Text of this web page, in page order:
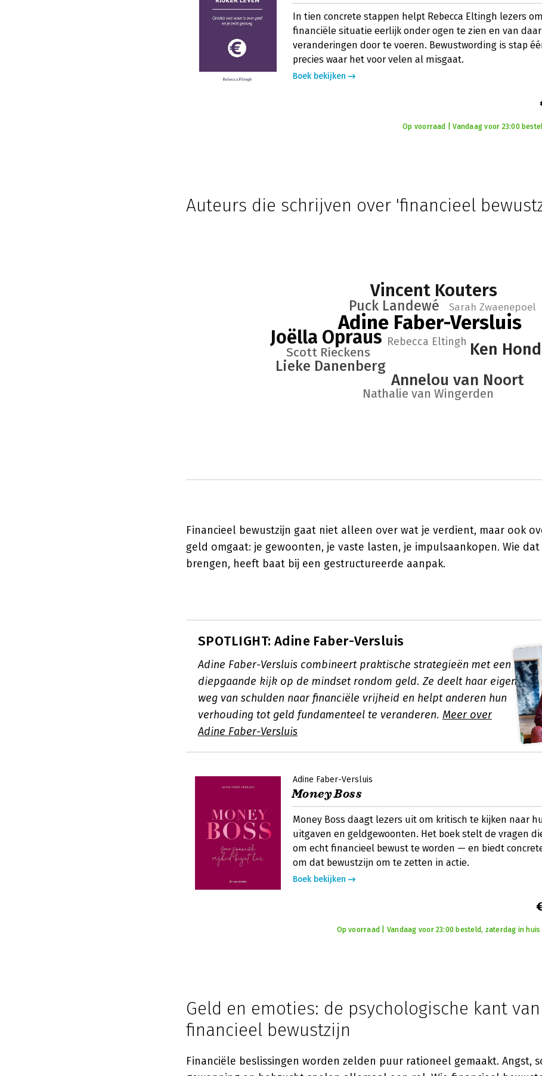
In tien concrete stappen helpt Rebecca Eltingh lezers
financiële situatie eerlijk onder ogen te zien en van
veranderingen door te voeren. Bewustwording is stap
precies waar het voor velen al misgaat.
Boek bekijken
Op voorraad | Vandaag voor 23:00
Auteurs die schrijven over 'financieel
Adine Faber-Versluis
Joëlla Opraus
Vincent Kouters
Ken
Annelou van Noort
Lieke Danenberg
Puck Landewé
Scott Rieckens
Nathalie van Wingerden
Rebecca Eltingh
Sarah Zwaenepoel
Financieel bewustzijn gaat niet alleen over wat je verdient, maar ook
geld omgaat: je gewoonten, je vaste lasten, je impulsaankopen. Wie
brengen, heeft baat bij een gestructureerde aanpak.
SPOTLIGHT: Adine Faber-Versluis
Adine Faber-Versluis combineert praktische strategieën met een
diepgaande kijk op de mindset rondom geld. Ze deelt haar eigen
weg van schulden naar financiële vrijheid en helpt anderen hun
verhouding tot geld fundamenteel te veranderen. Meer over
Adine Faber-Versluis
Adine Faber-Versluis
Money Boss
Money Boss daagt lezers uit om kritisch te kijken naar
uitgaven en geldgewoonten. Het boek stelt de vragen
om echt financieel bewust te worden — en biedt
om dat bewustzijn om te zetten in actie.
Boek bekijken
Op voorraad | Vandaag voor 23:00 besteld, zaterdag in
Geld en emoties: de psychologische kant van
financieel bewustzijn
Financiële beslissingen worden zelden puur rationeel gemaakt. Angst,